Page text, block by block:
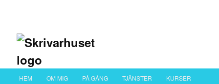
Hoppa till huvudinnehåll
Hoppa till sekundärt innehåll
HEM OM MIG PÅ GÅNG TJÄNSTER KURSER